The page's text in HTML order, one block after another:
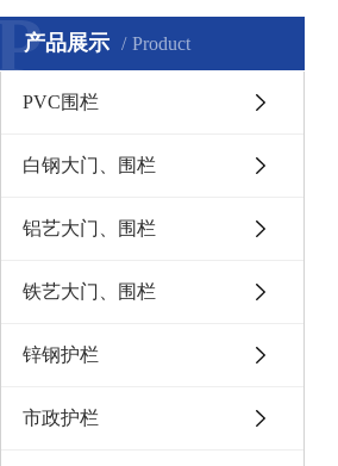
产品展示 Product
PVC围栏
白钢大门、围栏
铝艺大门、围栏
铁艺大门、围栏
锌钢护栏
市政护栏